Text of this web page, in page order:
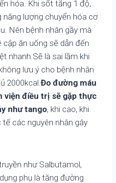
hóa. Khi sốt tăng 1 độ,
lượng chuyển hóa cơ
Nên bệnh nhân gầy mà
ăn uống sẽ dẫn đến
nhanh.Sẽ là sai lầm khi
lưu ý cho bệnh nhân
2000kcal. Đo đường máu
viện điều trị sẽ gặp thực
như tango, khi cao, khi
các nguyên nhân gây
như Salbutamol,
phụ là tăng đường